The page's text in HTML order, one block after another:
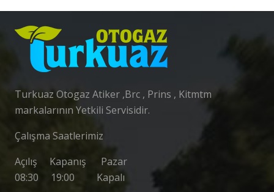
Turkuaz Otogaz Atiker ,Brc , Prins , Kitmtm
markalarının Yetkili Servisidir.
Çalışma Saatlerimiz
Açılış Kapanış Pazar
08:30 19:00 Kapalı